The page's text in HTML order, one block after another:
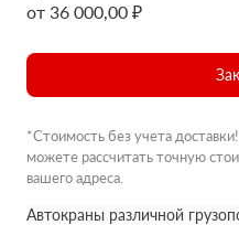
от 36 000,00 ₽
*Стоимость без учета
можете рассчитать точную
вашего адреса.
Автокраны различной